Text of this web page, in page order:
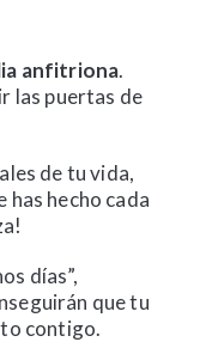
anfitriona.
las puertas de
de tu vida,
has hecho cada
días”,
que tu
contigo.